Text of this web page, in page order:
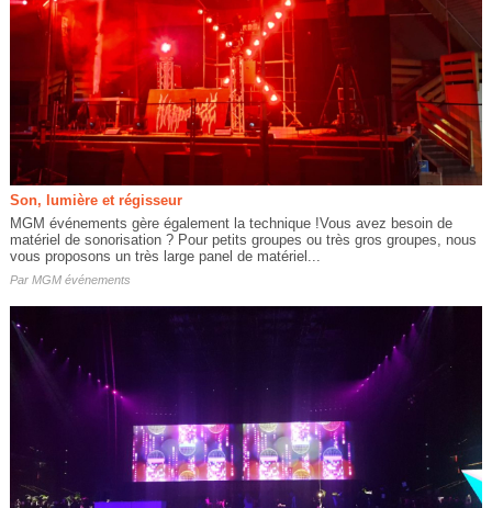
Son, lumière et régisseur
MGM événements gère également la technique !Vous avez besoin de
matériel de sonorisation ? Pour petits groupes ou très gros groupes, nous
vous proposons un très large panel de matériel...
Par MGM événements